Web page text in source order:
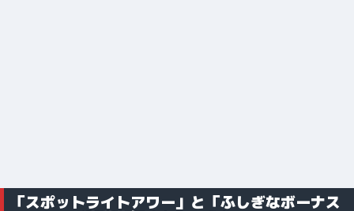
「スポットライトアワー」と「ふしぎなボーナス